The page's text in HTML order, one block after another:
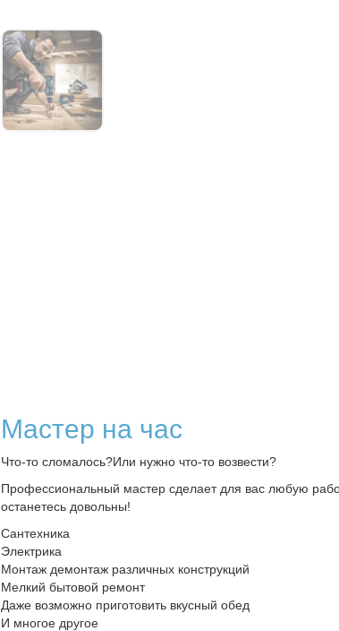
Мастер на час
Что-то сломалось?Или нужно что-то возвести?
Профессиональный мастер сделает для вас любую
останетесь довольны!
Сантехника
Электрика
Монтаж демонтаж различных конструкций
Мелкий бытовой ремонт
Даже возможно приготовить вкусный обед
И многое другое